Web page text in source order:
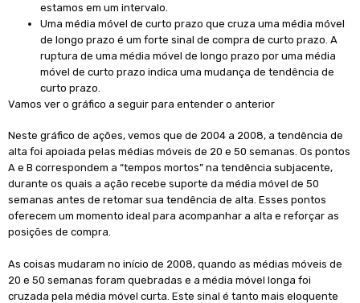
estamos em um intervalo.
Uma média móvel de curto prazo que cruza uma média móvel
de longo prazo é um forte sinal de compra de curto prazo. A
ruptura de uma média móvel de longo prazo por uma média
móvel de curto prazo indica uma mudança de tendência de
curto prazo.
Vamos ver o gráfico a seguir para entender o anterior
Neste gráfico de ações, vemos que de 2004 a 2008, a tendência de
alta foi apoiada pelas médias móveis de 20 e 50 semanas. Os pontos
A e B correspondem a “tempos mortos” na tendência subjacente,
durante os quais a ação recebe suporte da média móvel de 50
semanas antes de retomar sua tendência de alta. Esses pontos
oferecem um momento ideal para acompanhar a alta e reforçar as
posições de compra.
As coisas mudaram no início de 2008, quando as médias móveis de
20 e 50 semanas foram quebradas e a média móvel longa foi
cruzada pela média móvel curta. Este sinal é tanto mais eloquente